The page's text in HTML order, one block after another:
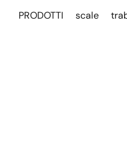
PRODOTTI scale